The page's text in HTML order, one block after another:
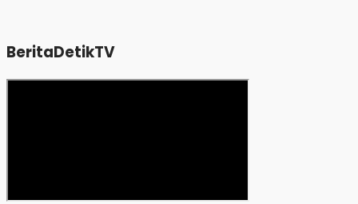
BeritaDetikTV